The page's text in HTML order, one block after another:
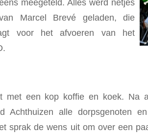
meegeteld. Alles werd netjes
Marcel Brevé geladen, die
voor het afvoeren van het
met een kop koffie en koek. Na
Achthuizen alle dorpsgenoten
sprak de wens uit om over een